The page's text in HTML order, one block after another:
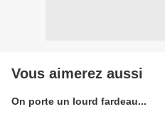
Vous aimerez aussi
On porte un lourd fardeau...